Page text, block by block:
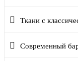
Ткани с
Современный